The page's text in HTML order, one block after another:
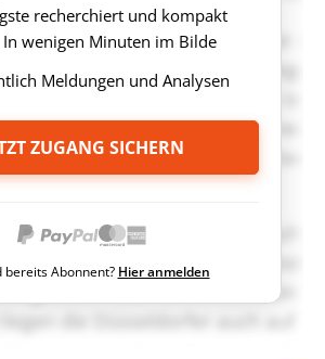
recherchiert und kompakt
wenigen Minuten im Bilde
Meldungen und Analysen
ZUGANG SICHERN
bereits Abonnent? Hier anmelden